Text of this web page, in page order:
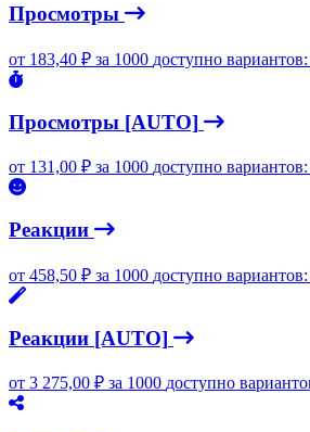
Просмотры
от 183,40 ₽ за 1000 доступно
Просмотры [AUTO]
от 131,00 ₽ за 1000 доступно
Реакции
от 458,50 ₽ за 1000 доступно
Реакции [AUTO]
от 3 275,00 ₽ за 1000 доступно